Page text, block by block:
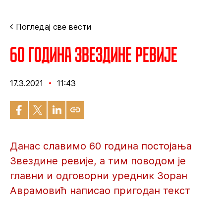
Погледај све вести
60 година Звездине ревије
17.3.2021 11:43
Данас славимо 60 година постојања
Звездине ревије, а тим поводом је
главни и одговорни уредник Зоран
Аврамовић написао пригодан текст